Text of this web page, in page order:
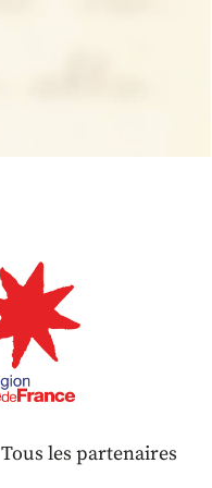
Tous les partenaires